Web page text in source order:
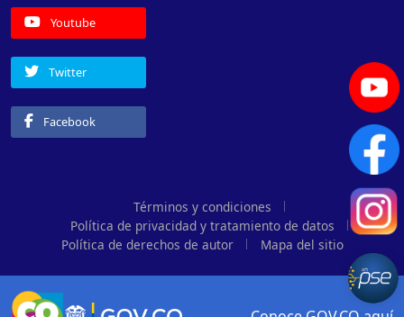
Youtube
Twitter
Facebook
Términos y condiciones
Política de privacidad y tratamiento de datos
Política de derechos de autor
Mapa del sitio